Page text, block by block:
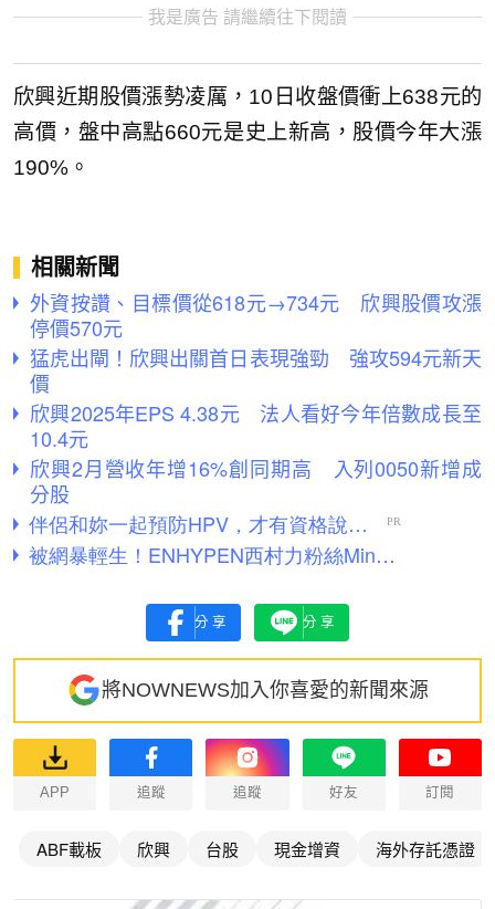
我是廣告 請繼續往下閱讀
欣興近期股價漲勢凌厲，10日收盤價衝上638元的
高價，盤中高點660元是史上新高，股價今年大漲
190%。
相關新聞
外資按讚、目標價從618元→734元 欣興股價攻漲
停價570元
猛虎出閘！欣興出關首日表現強勁 強攻594元新天
價
欣興2025年EPS 4.38元 法人看好今年倍數成長至
10.4元
欣興2月營收年增16%創同期高 入列0050新增成
分股
分享 分享
將NOWNEWS加入你喜愛的新聞來源
APP 追蹤 追蹤 好友 訂閱
ABF載板 欣興 台股 現金增資 海外存託憑證